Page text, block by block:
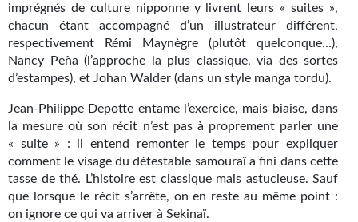
Nouvelles
Bifrost
Livres audio
Gratuit
Sans DRM
BIFROST
Tous les numéros
imprégnés de culture nipponne y livrent leurs « suites »,
chacun étant accompagné d’un illustrateur différent,
respectivement Rémi Maynègre (plutôt quelconque…),
Nancy Peña (l’approche la plus classique, via des sortes
d’estampes), et Johan Walder (dans un style manga tordu).
Jean-Philippe Depotte entame l’exercice, mais biaise, dans
la mesure où son récit n’est pas à proprement parler une
« suite » : il entend remonter le temps pour expliquer
comment le visage du détestable samouraï a fini dans cette
tasse de thé. L’histoire est classique mais astucieuse. Sauf
que lorsque le récit s’arrête, on en reste au même point :
on ignore ce qui va arriver à Sekinaï.